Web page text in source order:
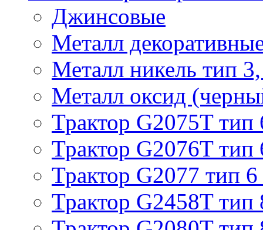
Джинсовые
Металл
Металл никель тип
Металл оксид
Трактор G2075T тип
Трактор G2076T тип
Трактор G2077 тип 6
Трактор G2458T тип